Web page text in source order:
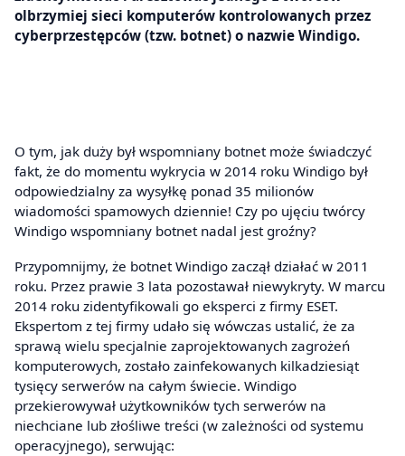
olbrzymiej sieci komputerów kontrolowanych przez
cyberprzestępców (tzw. botnet) o nazwie Windigo.
O tym, jak duży był wspomniany botnet może świadczyć
fakt, że do momentu wykrycia w 2014 roku Windigo był
odpowiedzialny za wysyłkę ponad 35 milionów
wiadomości spamowych dziennie! Czy po ujęciu twórcy
Windigo wspomniany botnet nadal jest groźny?
Przypomnijmy, że botnet Windigo zaczął działać w 2011
roku. Przez prawie 3 lata pozostawał niewykryty. W marcu
2014 roku zidentyfikowali go eksperci z firmy ESET.
Ekspertom z tej firmy udało się wówczas ustalić, że za
sprawą wielu specjalnie zaprojektowanych zagrożeń
komputerowych, zostało zainfekowanych kilkadziesiąt
tysięcy serwerów na całym świecie. Windigo
przekierowywał użytkowników tych serwerów na
niechciane lub złośliwe treści (w zależności od systemu
operacyjnego), serwując: